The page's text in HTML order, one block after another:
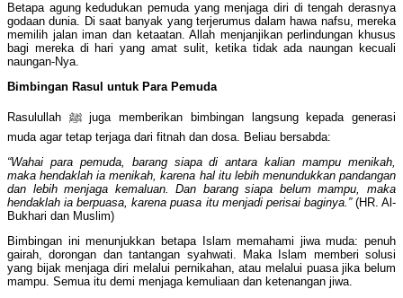
Betapa agung kedudukan pemuda yang menjaga diri di tengah derasnya
godaan dunia. Di saat banyak yang terjerumus dalam hawa nafsu, mereka
memilih jalan iman dan ketaatan. Allah menjanjikan perlindungan khusus
bagi mereka di hari yang amat sulit, ketika tidak ada naungan kecuali
naungan-Nya.
Bimbingan Rasul untuk Para Pemuda
Rasulullah ﷺ juga memberikan bimbingan langsung kepada generasi
muda agar tetap terjaga dari fitnah dan dosa. Beliau bersabda:
“Wahai para pemuda, barang siapa di antara kalian mampu menikah,
maka hendaklah ia menikah, karena hal itu lebih menundukkan pandangan
dan lebih menjaga kemaluan. Dan barang siapa belum mampu, maka
hendaklah ia berpuasa, karena puasa itu menjadi perisai baginya.” (HR. Al-
Bukhari dan Muslim)
Bimbingan ini menunjukkan betapa Islam memahami jiwa muda: penuh
gairah, dorongan dan tantangan syahwati. Maka Islam memberi solusi
yang bijak menjaga diri melalui pernikahan, atau melalui puasa jika belum
mampu. Semua itu demi menjaga kemuliaan dan ketenangan jiwa.